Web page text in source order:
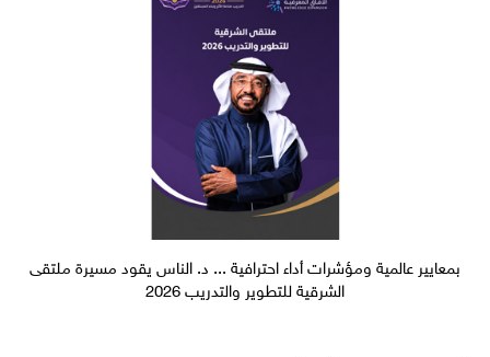
بمعايير عالمية ومؤشرات أداء احترافية ... د. الناس يقود مسيرة ملتقى
الشرقية للتطوير والتدريب 2026